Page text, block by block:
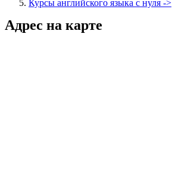
Курсы английского языка с нуля ->
Адрес на карте